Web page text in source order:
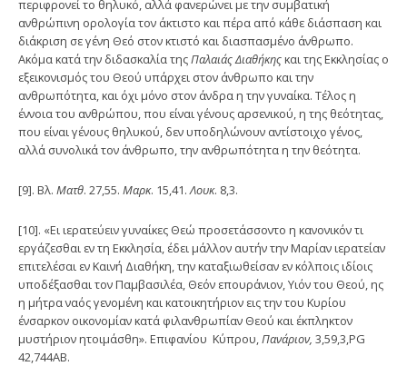
περιφρονεί το θηλυκό, αλλά φανερώνει με την συμβατική
ανθρώπινη ορολογία τον άκτιστο και πέρα από κάθε διάσπαση και
διάκριση σε γένη Θεό στον κτιστό και διασπασμένο άνθρωπο.
Ακόμα κατά την διδασκαλία τηςΠαλαιάς Διαθήκηςκαι της Εκκλησίας ο
εξεικονισμός του Θεού υπάρχει στον άνθρωπο και την
ανθρωπότητα, και όχι μόνο στον άνδρα η την γυναίκα. Τέλος η
έννοια του ανθρώπου, που είναι γένους αρσενικού, η της θεότητας,
που είναι γένους θηλυκού, δεν υποδηλώνουν αντίστοιχο γένος,
αλλά συνολικά τον άνθρωπο, την ανθρωπότητα η την θεότητα.
[9]. Βλ. Ματθ. 27,55. Μαρκ. 15,41.Λουκ. 8,3.
[10]. «Ει ιερατεύειν γυναίκες Θεώ προσετάσσοντο η κανονικόν τι
εργάζεσθαι εν τη Εκκλησία, έδει μάλλον αυτήν την Μαρίαν ιερατείαν
επιτελέσαι εν Καινή Διαθήκη, την καταξιωθείσαν εν κόλποις ιδίοις
υποδέξασθαι τον Παμβασιλέα, Θεόν επουράνιον, Υιόν του Θεού, ης
η μήτρα ναός γενομένη και κατοικητήριον εις την του Κυρίου
ένσαρκον οικονομίαν κατά φιλανθρωπίαν Θεού και έκπληκτον
μυστήριον ητοιμάσθη». Επιφανίου Κύπρου,Πανάριον, 3,59,3,PG
42,744AB.